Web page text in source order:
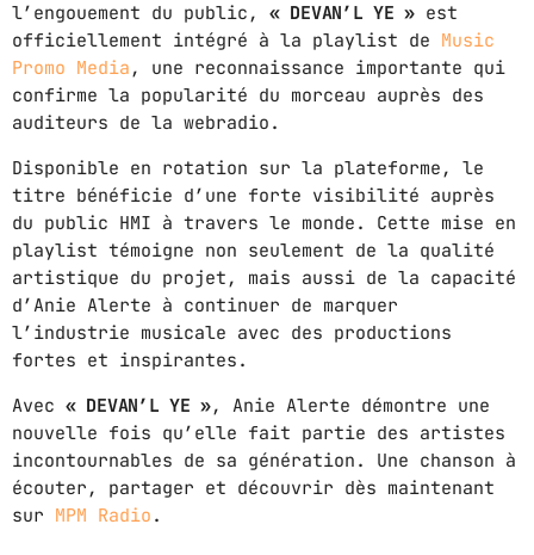
BAMBY & GENEZIO
3 GIMS - MONICA
GIMS - MONICA
FULL TRACKLIST
l’engouement du public, « DEVAN’L YE »est
officiellement intégré à la playlist de Music
Promo Media , une reconnaissance importante qui
confirme la popularité du morceau auprès des
auditeurs de la webradio.
Disponible en rotation sur la plateforme, le
titre bénéficie d’une forte visibilité auprès
du public HMI à travers le monde. Cette mise en
playlist témoigne non seulement de la qualité
artistique du projet, mais aussi de la capacité
d’Anie Alerte à continuer de marquer
l’industrie musicale avec des productions
fortes et inspirantes.
Avec « DEVAN’L YE », Anie Alerte démontre une
nouvelle fois qu’elle fait partie des artistes
incontournables de sa génération. Une chanson à
écouter, partager et découvrir dès maintenant
sur MPM Radio .